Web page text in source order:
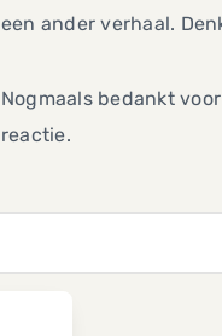
een ander verhaal.
Nogmaals bedankt
reactie.